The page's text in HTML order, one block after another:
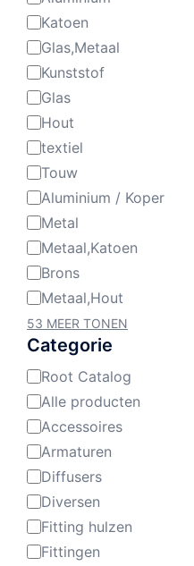
Katoen
Glas,Metaal
Kunststof
Glas
Hout
textiel
Touw
Aluminium / Koper
Metal
Metaal,Katoen
Brons
Metaal,Hout
53 MEER TONEN
Categorie
Categorie
Root Catalog
Alle producten
Accessoires
Armaturen
Diffusers
Diversen
Fitting hulzen
Fittingen